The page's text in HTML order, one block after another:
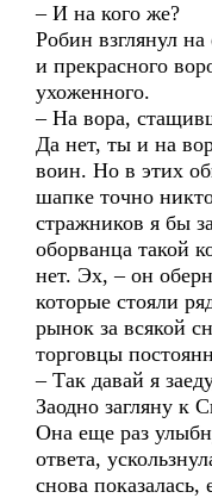
– И на кого же?
Робин взглянул
и прекрасного
ухоженного.
– На вора,
Да нет, ты и на
воин. Но в этих
шапке точно
стражников я бы
оборванца такой
нет. Эх, – он
которые стояли
рынок за всякой
торговцы
– Так давай я
Заодно загляну к
Она еще раз
ответа,
снова